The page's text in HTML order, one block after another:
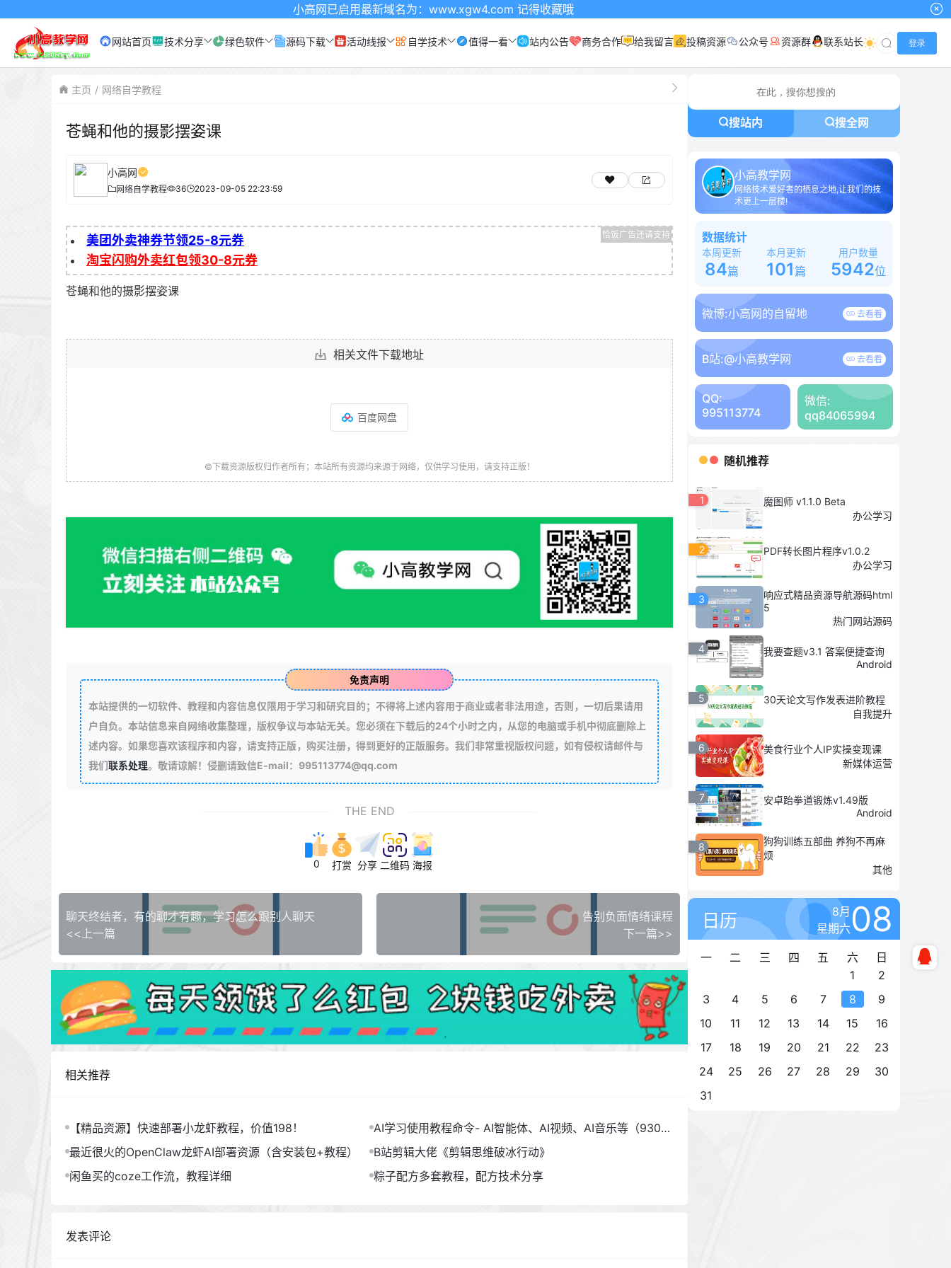
小高网已启用最新域名为：www.xgw4.com 记得收藏哦
网站首页 技术分享 绿色软件 源码下载 活动线报 自学技术 值得一看 站内公告 商务合作 给我留言 投稿资源 公众号 资源群 联系站长 登录
主页 网络自学教程
苍蝇和他的摄影摆姿课
小高网
网络自学教程 36 2023-09-05 22:23:59
美团外卖神券节领25-8元券
淘宝闪购外卖红包领30-8元券
苍蝇和他的摄影摆姿课
相关文件下载地址
百度网盘
©下载资源版权归作者所有；本站所有资源均来源于网络，仅供学习使用，请支持正版！
免责声明
本站提供的一切软件、教程和内容信息仅限用于学习和研究目的；不得将上述内容用于商业或者非法用途，否则，一切后果请用
户自负。本站信息来自网络收集整理，版权争议与本站无关。您必须在下载后的24个小时之内，从您的电脑或手机中彻底删除上
述内容。如果您喜欢该程序和内容，请支持正版，购买注册，得到更好的正版服务。我们非常重视版权问题，如有侵权请邮件与
我们联系处理。敬请谅解！侵删请致信E-mail：995113774@qq.com
THE END
0 打赏 分享 二维码 海报
聊天终结者，有的聊才有趣，学习怎么跟别人聊天
<<上一篇
告别负面情绪课程
下一篇>>
相关推荐
【精品资源】快速部署小龙虾教程，价值198！
AI学习使用教程命令- AI智能体、AI视频、AI音乐等（930G
B）
最近很火的OpenClaw龙虾AI部署资源（含安装包+教程）
B站剪辑大佬《剪辑思维破冰行动》
闲鱼买的coze工作流，教程详细
粽子配方多套教程，配方技术分享
发表评论
搜站内 搜全网
小高教学网
网络技术爱好者的栖息之地,让我们的技
术更上一层楼!
数据统计
本周更新
84篇
本月更新
101篇
用户数量
5942位
微博:小高网的自留地 去看看
B站:@小高教学网 去看看
QQ:
995113774
微信:
qq84065994
随机推荐
1
魔图师 v1.1.0 Beta
办公学习
2
PDF转长图片程序v1.0.2
办公学习
3
响应式精品资源导航源码html
5
热门网站源码
4
我要查题v3.1 答案便捷查询
Android
5
30天论文写作发表进阶教程
自我提升
6
美食行业个人IP实操变现课
新媒体运营
7
安卓跆拳道锻炼v1.49版
Android
8
狗狗训练五部曲 养狗不再麻
烦
其他
日历
8月
星期六08
一 二 三 四 五 六
日
1
2
3
4 5 6 7 8
9
10
11 12 13 14 15
16
17
18 19 20 21 22
23
24
25 26 27 28 29
30
31